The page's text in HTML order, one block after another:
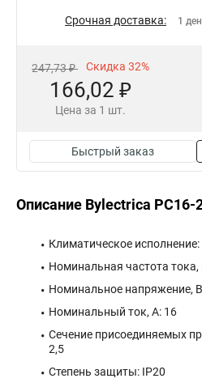
Срочная доставка: 1
247,73 ₽ Скидка 32%
166,02 ₽
Цена за 1 шт.
Быстрый заказ
Описание Bylectrica РС16-
Климатическое
Номинальная частота тока,
Номинальное напряжение,
Номинальный ток, А: 16
Сечение присоединяемых
2,5
Степень защиты: IP20